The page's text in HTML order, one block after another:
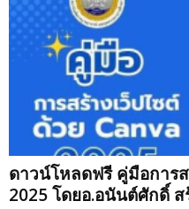
ดาวน์โหลดฟรี คู่มือการ
2025 โดยอ.อนันต์ศักดิ์ ส